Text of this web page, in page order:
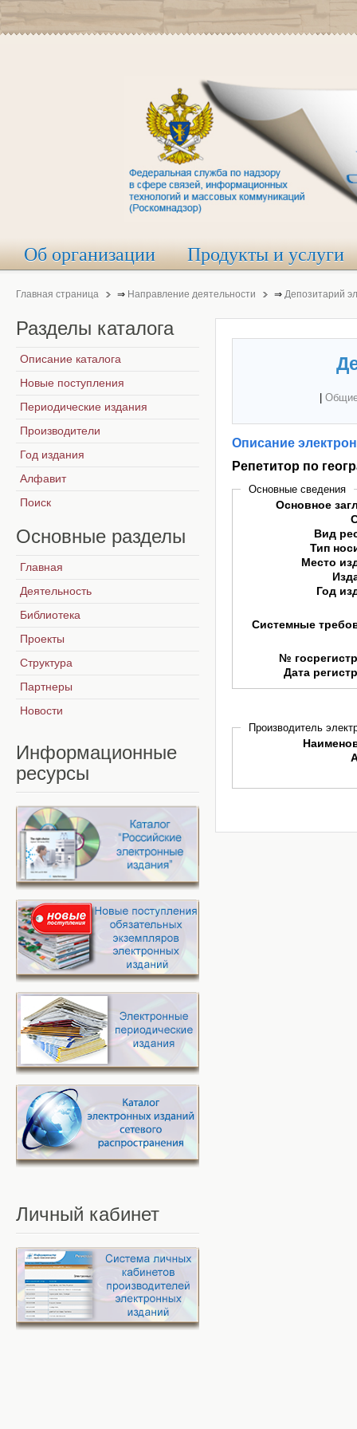
Об организации Продукты и услуги
Главная страница ⇒ Направление деятельности ⇒ Депозитарий
Описание
Репетитор по
Основные сведения
Основное
Вид
Тип
Место
Год
Системные
№
Дата
Производитель
Разделы каталога
Описание каталога
Новые поступления
Периодические издания
Производители
Год издания
Алфавит
Поиск
Основные разделы
Главная
Деятельность
Библиотека
Проекты
Структура
Партнеры
Новости
Информационные
ресурсы
Личный кабинет